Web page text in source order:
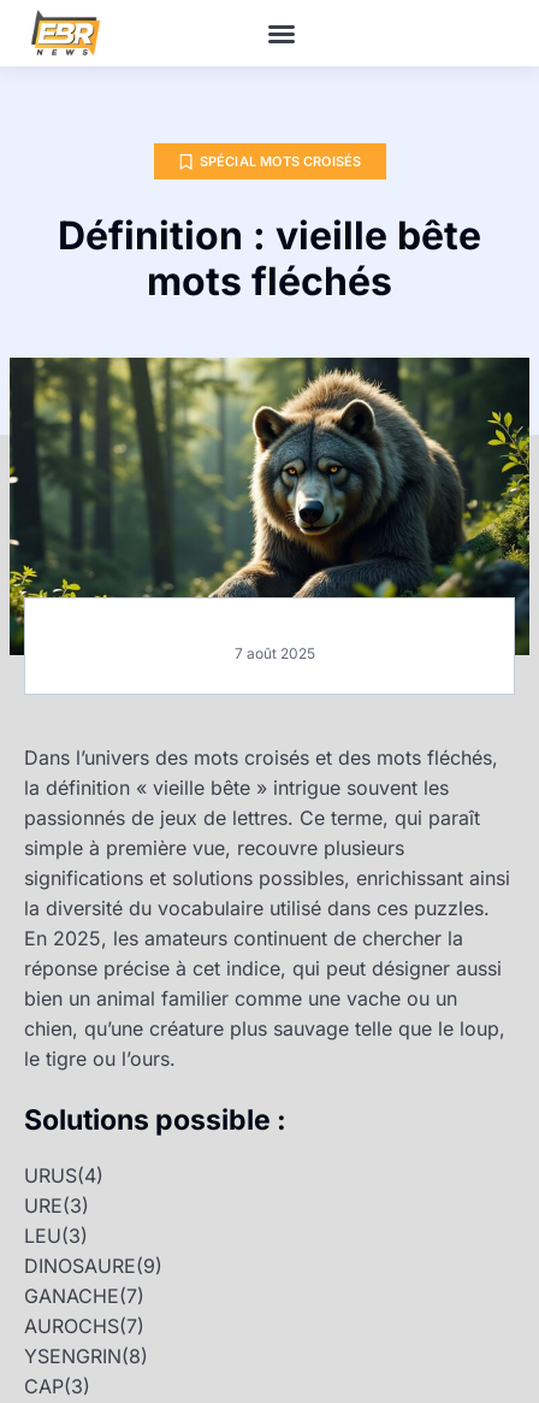
SPÉCIAL MOTS CROISÉS
Définition : vieille bête
mots fléchés
7 août 2025
Dans l’univers des mots croisés et des mots fléchés,
la définition « vieille bête » intrigue souvent les
passionnés de jeux de lettres. Ce terme, qui paraît
simple à première vue, recouvre plusieurs
significations et solutions possibles, enrichissant ainsi
la diversité du vocabulaire utilisé dans ces puzzles.
En 2025, les amateurs continuent de chercher la
réponse précise à cet indice, qui peut désigner aussi
bien un animal familier comme une vache ou un
chien, qu’une créature plus sauvage telle que le loup,
le tigre ou l’ours.
Solutions possible :
URUS(4)
URE(3)
LEU(3)
DINOSAURE(9)
GANACHE(7)
AUROCHS(7)
YSENGRIN(8)
CAP(3)